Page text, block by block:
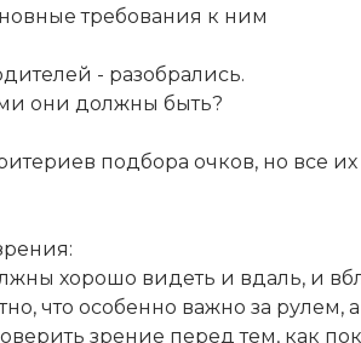
требования к ним
- разобрались.
они должны быть?
подбора очков, но все
хорошо видеть и вдаль, и
что особенно важно за
зрение перед тем, как